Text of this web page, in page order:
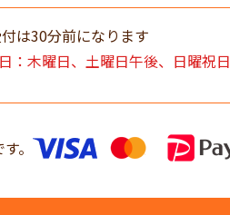
は30分前になります
：木曜日、土曜日午後、日曜祝日
。